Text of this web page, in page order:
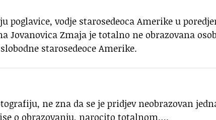
poglavice, vodje starosedeoca Amerike u
Jovanovica Zmaja je totalno ne obrazovana
starosedeoce Amerike.
ne zna da se je pridjev neobrazovan
o obrazovanju, narocito totalnom….